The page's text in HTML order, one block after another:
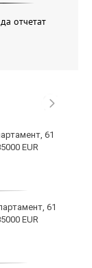
отчетат
61
EUR
61
EUR